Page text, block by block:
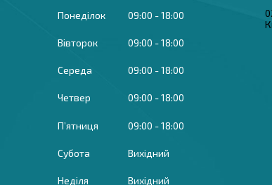
Понеділок 09:00 18:00
Вівторок 09:00 18:00
Середа 09:00 18:00
Четвер 09:00 18:00
Пʼятниця 09:00 18:00
Субота Вихідний
Неділя Вихідний